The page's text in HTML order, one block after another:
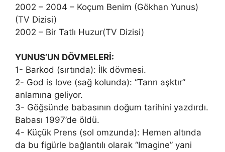
2002 – 2004 – Koçum Benim (Gökhan Yunus)
(TV Dizisi)
2002 – Bir Tatlı Huzur(TV Dizisi)
YUNUS’UN DÖVMELERİ:
1- Barkod (sırtında): İlk dövmesi.
2- God is love (sağ kolunda): “Tanrı aşktır”
anlamına geliyor.
3- Göğsünde babasının doğum tarihini yazdırdı.
Babası 1997’de öldü.
4- Küçük Prens (sol omzunda): Hemen altında
da bu figürle bağlantılı olarak “Imagine” yani